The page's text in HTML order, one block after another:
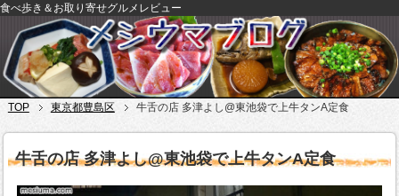
食べ歩き＆お取り寄せグルメレビュー
TOP 東京都豊島区 牛舌の店 多津よし@東池袋で上牛タンA定食
牛舌の店 多津よし@東池袋で上牛タンA定食